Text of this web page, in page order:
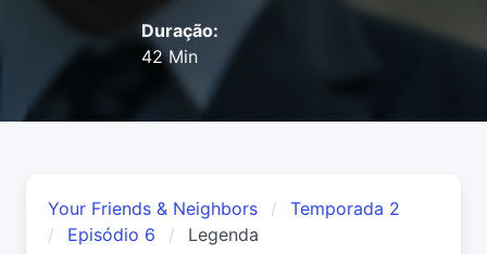
Duração:
42 Min
Your Friends & Neighbors
Temporada 2
Episódio 6
Legenda